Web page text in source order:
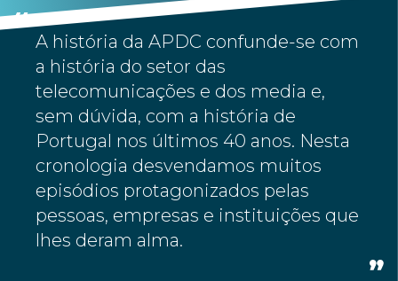
A história da APDC confunde-se com
a história do setor das
telecomunicações e dos media e,
sem dúvida, com a história de
Portugal nos últimos 40 anos. Nesta
cronologia desvendamos muitos
episódios protagonizados pelas
pessoas, empresas e instituições que
lhes deram alma.